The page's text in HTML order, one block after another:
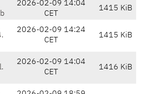
2026-02-09 14:04
CET
1415 KiB
2026-02-09 14:24
CET
1415 KiB
2026-02-09 14:04
CET
1416 KiB